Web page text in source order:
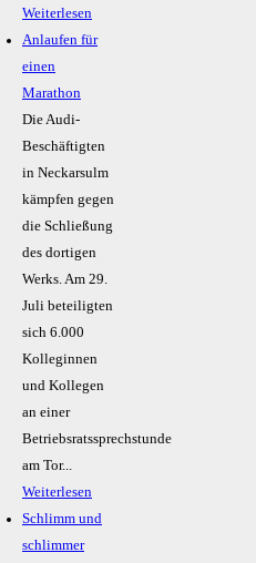
Weiterlesen
Anlaufen für
einen
Marathon
Die Audi-
Beschäftigten
in Neckarsulm
kämpfen gegen
die Schließung
des dortigen
Werks. Am 29.
Juli beteiligten
sich 6.000
Kolleginnen
und Kollegen
an einer
Betriebsratssprechstunde
am Tor...
Weiterlesen
Schlimm und
schlimmer